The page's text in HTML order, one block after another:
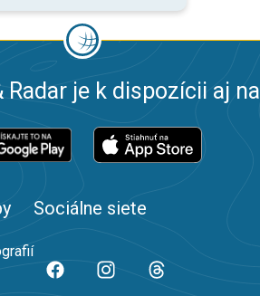
Radar je k dispozícii aj na
Sociálne siete